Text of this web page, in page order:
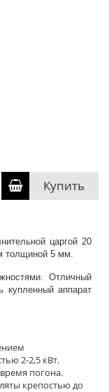
Купить
царгой 20
толщиной 5 мм.
Отличный
купленный аппарат
2-2,5 кВт.
погона.
крепостью до